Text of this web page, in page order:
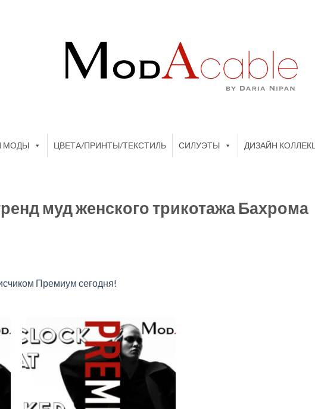
МОДЫ ЦВЕТА/ПРИНТЫ/ТЕКСТИЛЬ СИЛУЭТЫ ДИЗАЙН
муд женского трикотажа Бахрома
Премиум сегодня!